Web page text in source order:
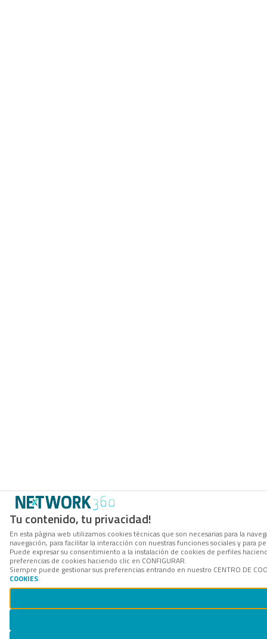
Tu contenido, tu privacidad!
En esta página web utilizamos cookies técnicas que son necesarias para la
navegación, para facilitar la interacción con nuestras funciones sociales y
Puede expresar su consentimiento a la instalación de cookies de perfiles
preferencias de cookies haciendo clic en CONFIGURAR.
Siempre puede gestionar sus preferencias entrando en nuestro CENTRO DE
COOKIES.